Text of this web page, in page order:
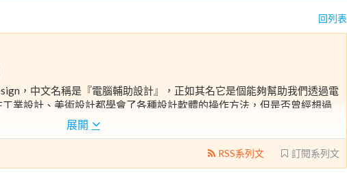
回列表
，中文名稱是『電腦輔助設計』，正如其名它是個能夠幫助我們透過電
業設計、美術設計都學會了各種設計軟體的操作方法，但是否曾經想過
也擁有了這份好奇心，就讓我們一起透過Three.js這套JavaScript繪圖函
，一步步的走進三維網格曲面模型的世界，建立一套屬於自己的Web-
展開
訂閱系列文
RSS系列文